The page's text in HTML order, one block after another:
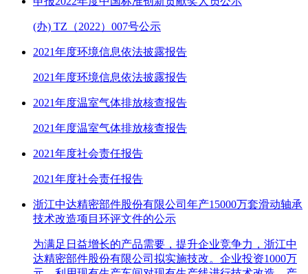
(办) TZ（2022）007号公示
2021年度环境信息依法披露报告
2021年度环境信息依法披露报告
2021年度温室气体排放核查报告
2021年度温室气体排放核查报告
2021年度社会责任报告
2021年度社会责任报告
浙江中达精密部件股份有限公司年产15000万套滑动轴承
技术改造项目环评文件的公示
为满足日益增长的产品需要，提升企业竞争力，浙江中
达精密部件股份有限公司拟实施技改。企业投资1000万